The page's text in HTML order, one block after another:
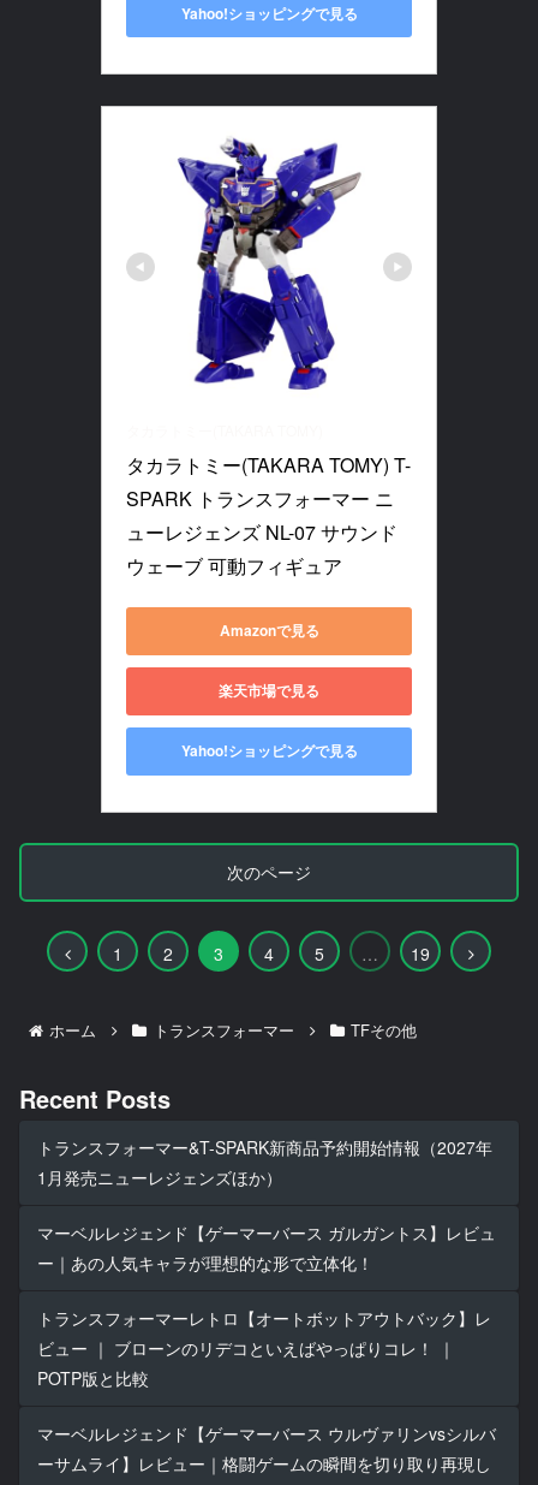
Yahoo!ショッピングで見る
タカラトミー(TAKARA TOMY) T-
SPARK トランスフォーマー ニ
ューレジェンズ NL-07 サウンド
ウェーブ 可動フィギュア
Amazonで見る
楽天市場で見る
Yahoo!ショッピングで見る
次のページ
前
1 2 3 4 5 … 19
次
ホーム トランスフォーマー TFその他
Recent Posts
トランスフォーマー&T-SPARK新商品予約開始情報（2027年
1月発売ニューレジェンズほか）
マーベルレジェンド【ゲーマーバース ガルガントス】レビュ
ー｜あの人気キャラが理想的な形で立体化！
トランスフォーマーレトロ【オートボットアウトバック】レ
ビュー ｜ ブローンのリデコといえばやっぱりコレ！ ｜
POTP版と比較
マーベルレジェンド【ゲーマーバース ウルヴァリンvsシルバ
ーサムライ】レビュー｜格闘ゲームの瞬間を切り取り再現し